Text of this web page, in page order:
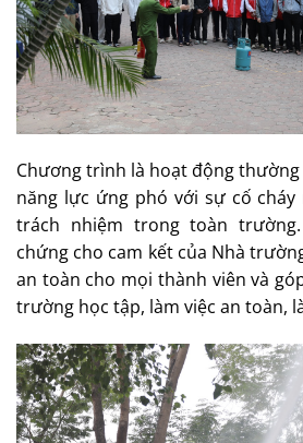
Chương trình là hoạt động
năng lực ứng phó với sự cố
trách nhiệm trong toàn
chứng cho cam kết của Nhà
an toàn cho mọi thành viên và
trường học tập, làm việc an toàn,